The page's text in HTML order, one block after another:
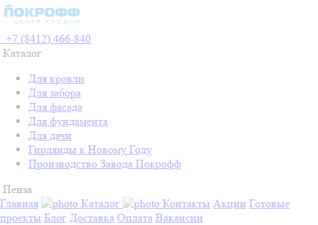
+7 (8412) 466-840
Каталог
Для кровли
Для забора
Для фасада
Для фундамента
Для дачи
Гирлянды к Новому Году
Производство Завода Покрофф
Пенза
Главная
Каталог Контакты Акции Готовые
проекты Блог Доставка Оплата Вакансии